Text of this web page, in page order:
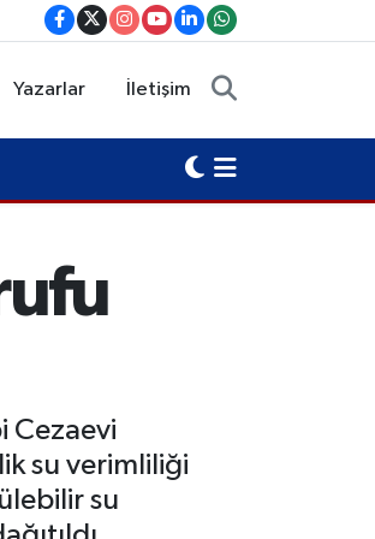
Yazarlar İletişim
Cezaevi
su verimliliği
su